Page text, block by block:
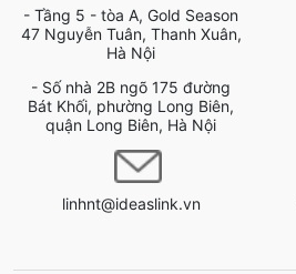
- Tầng 5 - tòa A, Gold Season
47 Nguyễn Tuân, Thanh Xuân,
Hà Nội
- Số nhà 2B ngõ 175 đường
Bát Khối, phường Long Biên,
quận Long Biên, Hà Nội
linhnt@ideaslink.vn